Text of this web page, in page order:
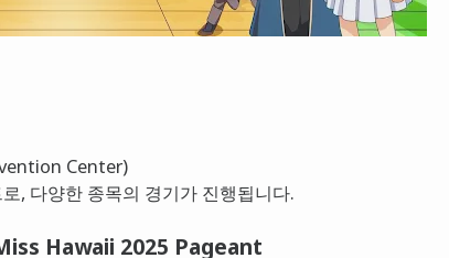
Center)
, 다양한 종목의 경기가 진행됩니다.
Hawaii 2025 Pageant